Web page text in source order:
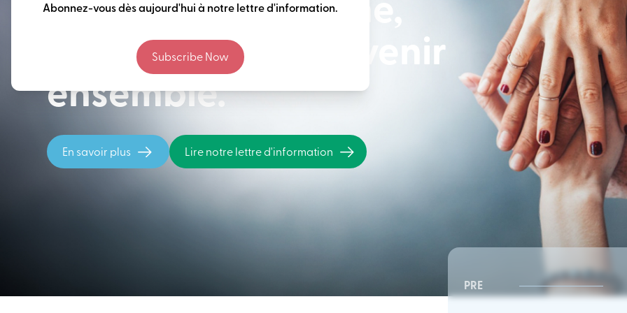
Abonnez-vous dès aujourd'hui à notre lettre d'information.
Subscribe Now
Penser à long terme,
construire notre avenir
ensemble.
En savoir plus Lire notre lettre d'information
PRE
CSR Sud-Est | Conseil